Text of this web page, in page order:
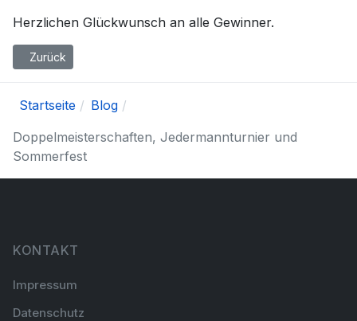
Herzlichen Glückwunsch an alle Gewinner.
Vorheriger Beitrag: Saisonabschluss 2023
Zurück
Startseite
Blog
Doppelmeisterschaften, Jedermannturnier und
Sommerfest
KONTAKT
Impressum
Datenschutz